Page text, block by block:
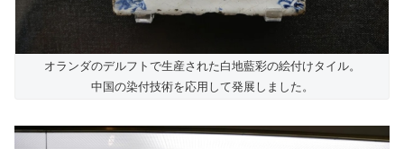
オランダのデルフトで生産された白地藍彩の絵付けタイル。
中国の染付技術を応用して発展しました。